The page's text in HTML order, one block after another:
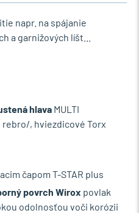
napr. na spájanie
a garnižových líšt...
hlava MULTI
, hviezdicové Torx
čapom T-STAR plus
povrch Wirox povlak
odolnosťou voči korózii